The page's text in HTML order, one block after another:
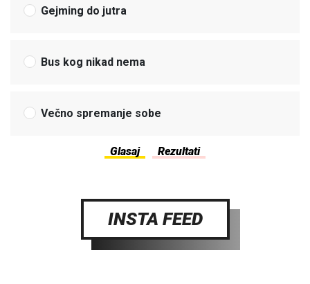
Gejming do jutra
Bus kog nikad nema
Večno spremanje sobe
INSTA FEED